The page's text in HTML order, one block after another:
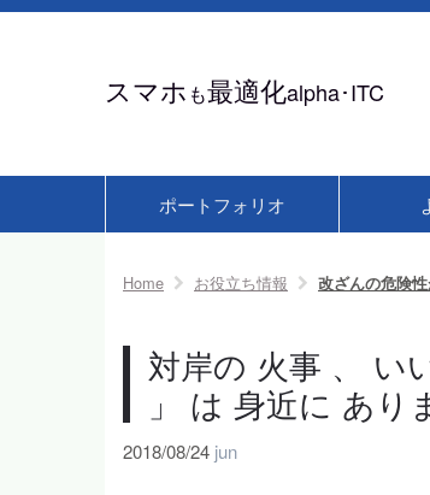
スマホ も最適化alpha･ITC
ポートフォリオ
Home お役立ち情報 改ざんの危険
対岸の 火事 、 い
」 は 身近に あり
2018/08/24 jun